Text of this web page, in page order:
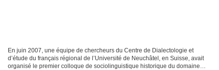
En juin 2007, une équipe de chercheurs du Centre de Dialectologie et
d’étude du français régional de l’Université de Neuchâtel, en Suisse, avait
organisé le premier colloque de sociolinguistique historique du domaine